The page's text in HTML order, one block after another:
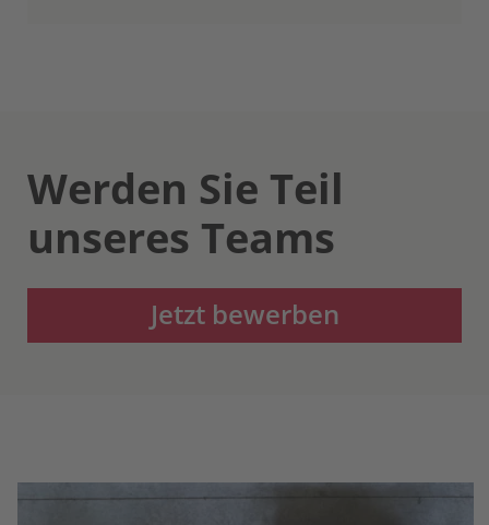
Werden Sie Teil
unseres Teams
Jetzt bewerben